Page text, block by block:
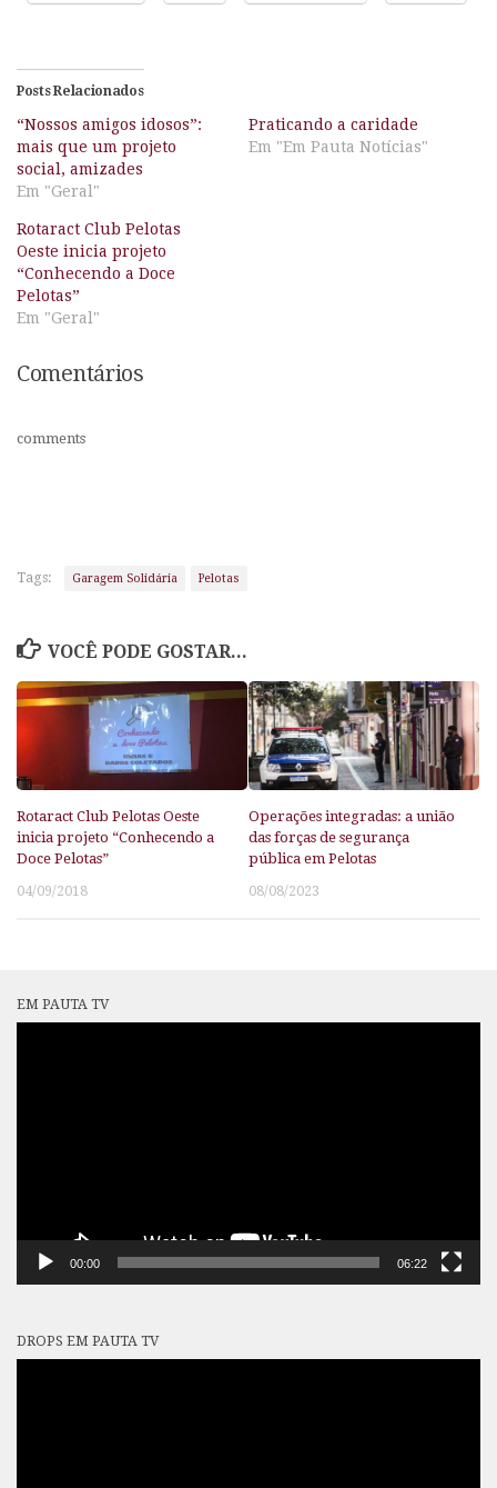
Posts Relacionados
“Nossos amigos idosos”:
mais que um projeto
social, amizades
Em "Geral"
Praticando a caridade
Em "Em Pauta Notícias"
Rotaract Club Pelotas
Oeste inicia projeto
“Conhecendo a Doce
Pelotas”
Em "Geral"
Comentários
comments
Tags: Garagem Solidária Pelotas
VOCÊ PODE GOSTAR...
Rotaract Club Pelotas Oeste
inicia projeto “Conhecendo a
Doce Pelotas”
04/09/2018
Operações integradas: a união
das forças de segurança
pública em Pelotas
08/08/2023
EM PAUTA TV
00:00 06:22
DROPS EM PAUTA TV